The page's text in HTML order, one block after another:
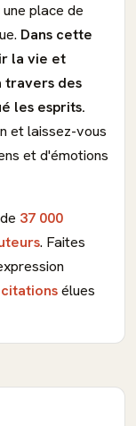
place de
Dans cette
la vie et
des
les esprits.
et laissez-vous
et d'émotions
37 000
. Faites
élues